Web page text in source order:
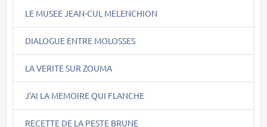
LE MUSEE JEAN-CUL MELENCHION
DIALOGUE ENTRE MOLOSSES
LA VERITE SUR ZOUMA
J'AI LA MEMOIRE QUI FLANCHE
RECETTE DE LA PESTE BRUNE